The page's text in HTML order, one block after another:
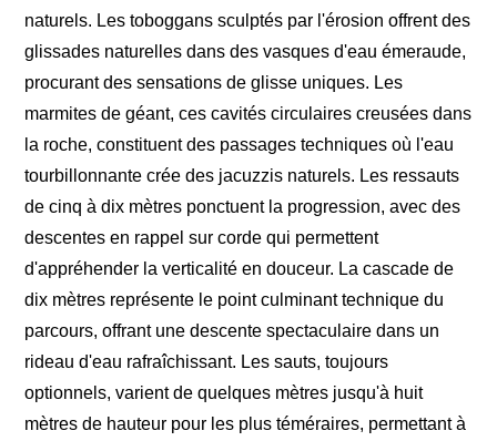
naturels. Les toboggans sculptés par l'érosion offrent des
glissades naturelles dans des vasques d'eau émeraude,
procurant des sensations de glisse uniques. Les
marmites de géant, ces cavités circulaires creusées dans
la roche, constituent des passages techniques où l'eau
tourbillonnante crée des jacuzzis naturels. Les ressauts
de cinq à dix mètres ponctuent la progression, avec des
descentes en rappel sur corde qui permettent
d'appréhender la verticalité en douceur. La cascade de
dix mètres représente le point culminant technique du
parcours, offrant une descente spectaculaire dans un
rideau d'eau rafraîchissant. Les sauts, toujours
optionnels, varient de quelques mètres jusqu'à huit
mètres de hauteur pour les plus téméraires, permettant à